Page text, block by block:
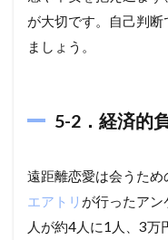
が大切です。自己判
ましょう。
5-2．経済的
遠距離恋愛は会うため
エアトリ が行ったア
人が約4人に1人、3万